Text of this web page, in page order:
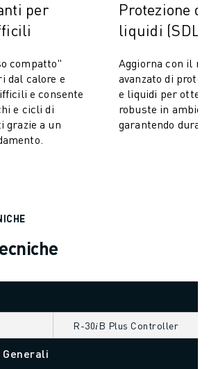
SPEDIZIONI E PACCHI
per
compatto"
dal calore e
e consente
e cicli di
grazie a un
Protezione
liquidi
Aggiorna con il
avanzato di
e liquidi per
robuste in
garantendo
R-30𝑖B Plus Controller